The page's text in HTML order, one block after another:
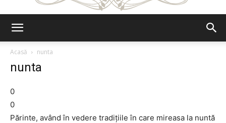
Acasă
nunta
nunta
0
0
Părinte, având în vedere tradiţiile în care mireasa la nuntă